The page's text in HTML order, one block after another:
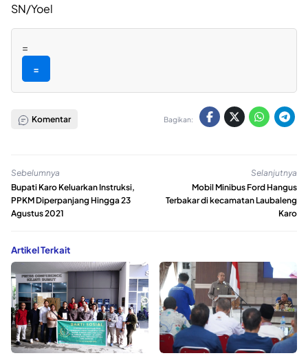
SN/Yoel
=
=
Komentar Bagikan:
Sebelumnya
Bupati Karo Keluarkan Instruksi,
PPKM Diperpanjang Hingga 23
Agustus 2021
Selanjutnya
Mobil Minibus Ford Hangus
Terbakar di kecamatan Laubaleng
Karo
Artikel Terkait